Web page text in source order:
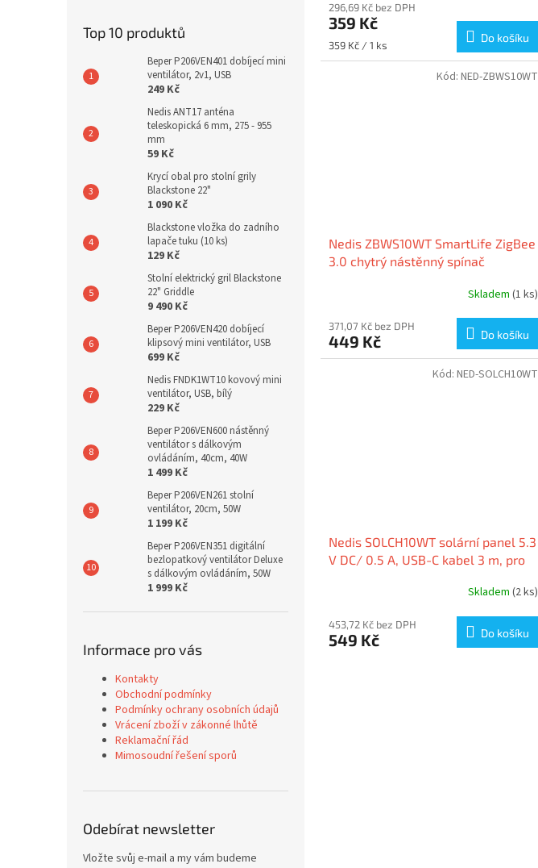
Top 10 produktů
Beper P206VEN401 dobíjecí mini
ventilátor, 2v1, USB
249 Kč
Nedis ANT17 anténa
teleskopická 6 mm, 275 - 955
mm
59 Kč
Krycí obal pro stolní grily
Blackstone 22"
1 090 Kč
Blackstone vložka do zadního
lapače tuku (10 ks)
129 Kč
Stolní elektrický gril Blackstone
22" Griddle
9 490 Kč
Beper P206VEN420 dobíjecí
klipsový mini ventilátor, USB
699 Kč
Nedis FNDK1WT10 kovový mini
ventilátor, USB, bílý
229 Kč
Beper P206VEN600 nástěnný
ventilátor s dálkovým
ovládáním, 40cm, 40W
1 499 Kč
Beper P206VEN261 stolní
ventilátor, 20cm, 50W
1 199 Kč
Beper P206VEN351 digitální
bezlopatkový ventilátor Deluxe
s dálkovým ovládáním, 50W
1 999 Kč
Informace pro vás
Kontakty
Obchodní podmínky
Podmínky ochrany osobních údajů
Vrácení zboží v zákonné lhůtě
Reklamační řád
Mimosoudní řešení sporů
Odebírat newsletter
Vložte svůj e-mail a my vám budeme
296,69 Kč bez DPH
359 Kč
Měrná
cena:
359 Kč / 1 ks
Do košíku
Nedis ZBWS10WT SmartLife ZigBee
3.0 chytrý nástěnný spínač
Skladem (1 ks)
371,07 Kč bez DPH
449 Kč Do košíku
Kód: NED-ZBWS10WT
Nedis SOLCH10WT solární panel 5.3
V DC/ 0.5 A, USB-C kabel 3 m, pro
Skladem (2 ks)
453,72 Kč bez DPH
549 Kč Do košíku
Kód: NED-SOLCH10WT